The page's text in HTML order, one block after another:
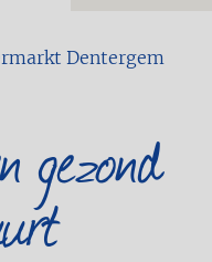
Dentergem
gezond